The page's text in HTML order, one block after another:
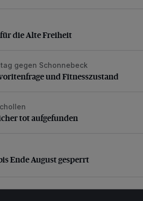
die Alte Freiheit
die Alte Freiheit
und Fitnesszustand
gegen Schonnebeck
und Fitnesszustand
tot aufgefunden
tot aufgefunden
Ende August gesperrt
Ende August gesperrt